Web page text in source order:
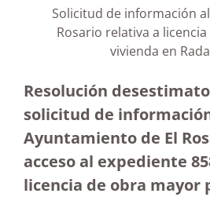
Solicitud de información
Rosario relativa a
vivienda en
Resolución
solicitud de
Ayuntamiento de El
acceso al expediente
licencia de obra mayor